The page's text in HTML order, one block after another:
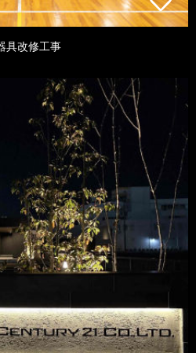
具改修工事